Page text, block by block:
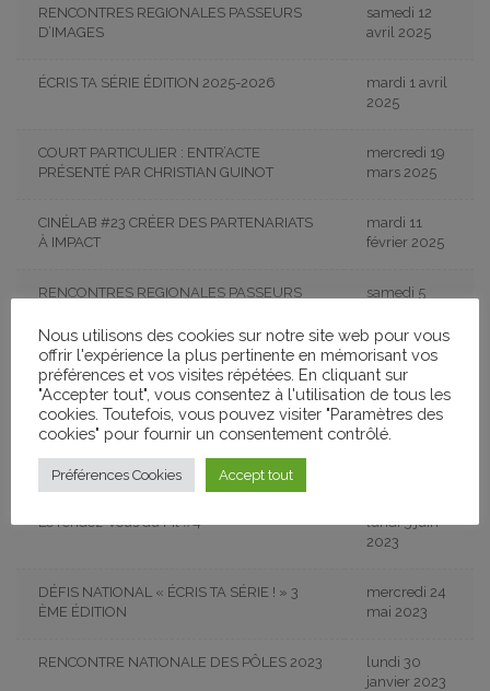
RENCONTRES REGIONALES PASSEURS
D’IMAGES
samedi 12
avril 2025
ÉCRIS TA SÉRIE ÉDITION 2025-2026
mardi 1 avril
2025
COURT PARTICULIER : ENTR’ACTE
PRÉSENTÉ PAR CHRISTIAN GUINOT
mercredi 19
mars 2025
CINÉLAB #23 CRÉER DES PARTENARIATS
À IMPACT
mardi 11
février 2025
RENCONTRES REGIONALES PASSEURS
samedi 5
2024
DÉFIS NATIONAL « ÉCRIS TA SÉRIE ! » 4
ÈME ÉDITION
dimanche 5
mai 2024
Le rendez-vous du Fil #4
lundi 5 juin
2023
DÉFIS NATIONAL « ÉCRIS TA SÉRIE ! » 3
ÈME ÉDITION
mercredi 24
mai 2023
RENCONTRE NATIONALE DES PÔLES 2023
lundi 30
janvier 2023
Nous utilisons des cookies sur notre site web pour vous
offrir l'expérience la plus pertinente en mémorisant vos
préférences et vos visites répétées. En cliquant sur
"Accepter tout", vous consentez à l'utilisation de tous les
cookies. Toutefois, vous pouvez visiter "Paramètres des
cookies" pour fournir un consentement contrôlé.
Préférences Cookies Accept tout